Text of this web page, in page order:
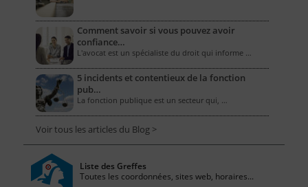
Comment savoir si vous pouvez avoir
confiance…
L'avocat est un spécialiste du droit qui informe …
5 incidents et contentieux de la fonction
pub…
La fonction publique est un secteur qui, …
Voir tous les articles du Blog >
Liste des Greffes
Toutes les coordonnées, sites web, horaires...